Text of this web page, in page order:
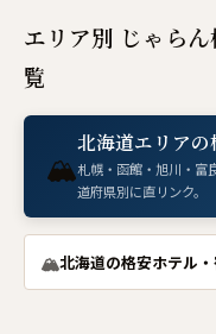
エリア別 じゃら
覧
🏔
北海道エリア
札幌・函館・旭川・富
道府県別に直リンク。
🏔北海道の格安ホテル